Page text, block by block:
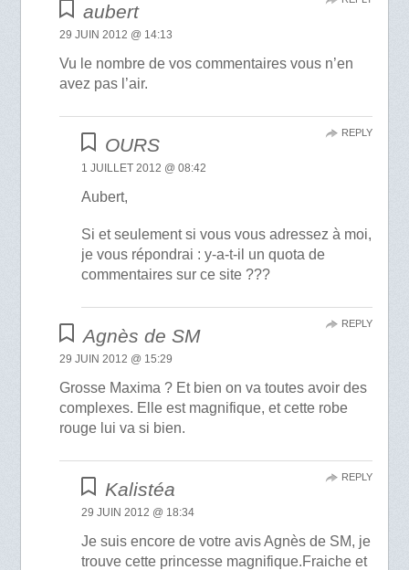
aubert
29 JUIN 2012 @ 14:13
Vu le nombre de vos commentaires vous n’en
avez pas l’air.
OURS
1 JUILLET 2012 @ 08:42
Aubert,
Si et seulement si vous vous adressez à moi,
je vous répondrai : y-a-t-il un quota de
commentaires sur ce site ???
REPLY
Agnès de SM
29 JUIN 2012 @ 15:29
Grosse Maxima ? Et bien on va toutes avoir des
complexes. Elle est magnifique, et cette robe
rouge lui va si bien.
REPLY
Kalistéa
29 JUIN 2012 @ 18:34
Je suis encore de votre avis Agnès de SM, je
trouve cette princesse magnifique.Fraiche et
REPLY